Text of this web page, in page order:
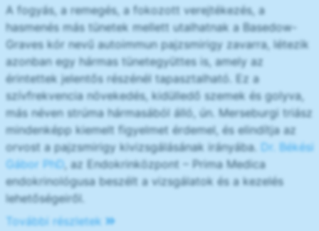
A fogyás, a remegés, a fokozott verejtékezés, a
hasmenés más tünetek mellett utalhatnak a Basedow-
Graves kór nevű autoimmun pajzsmirigy zavarra, létezik
azonban egy hármas tünetegyüttes is, amely az
érintettek jelentős részénél tapasztalható. Ez a
szívfrekvencia növekedés, kidülledő szemek és golyva,
más néven strúma hármasából álló, ún. Merseburgi triász
mindenképp kiemelt figyelmet érdemel, és elindítja az
orvost a pajzsmirigy kivizsgálásának irányába.
Dr. Békési
Gábor PhD
, az Endokrinközpont – Prima Medica
endokrinológusa beszélt a vizsgálatok és a kezelés
lehetőségeiről.
További részletek